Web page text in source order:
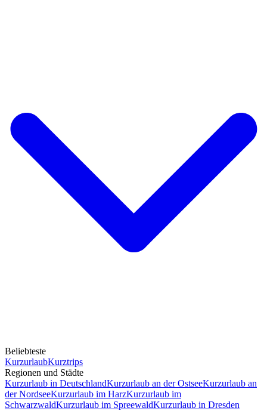
Beliebteste
KurzurlaubKurztrips
Regionen und Städte
Kurzurlaub in DeutschlandKurzurlaub an der OstseeKurzurlaub an
der NordseeKurzurlaub im HarzKurzurlaub im
SchwarzwaldKurzurlaub im SpreewaldKurzurlaub in Dresden